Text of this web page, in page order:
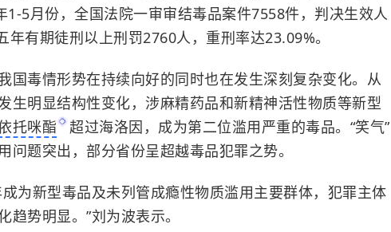
1-5月份，全国法院一审审结毒品案件7558件，判决生效人
年有期徒刑以上刑罚2760人，重刑率达23.09%。
国毒情形势在持续向好的同时也在发生深刻复杂变化。从
生明显结构性变化，涉麻精药品和新精神活性物质等新型
托咪酯
超过海洛因，成为第二位滥用严重的毒品。“笑气”
问题突出，部分省份呈超越毒品犯罪之势。
为新型毒品及未列管成瘾性物质滥用主要群体，犯罪主体
势明显。”刘为波表示。